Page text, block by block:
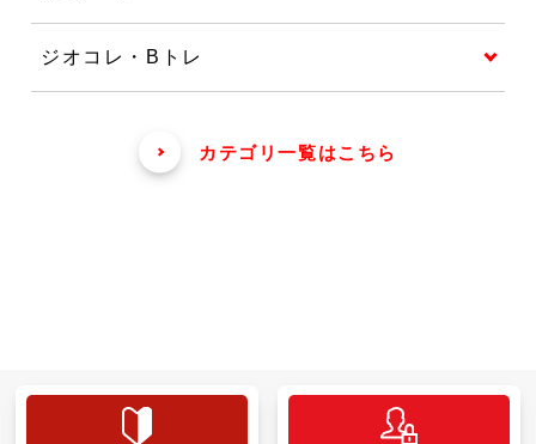
ジオコレ・Bトレ
カテゴリ一覧はこちら